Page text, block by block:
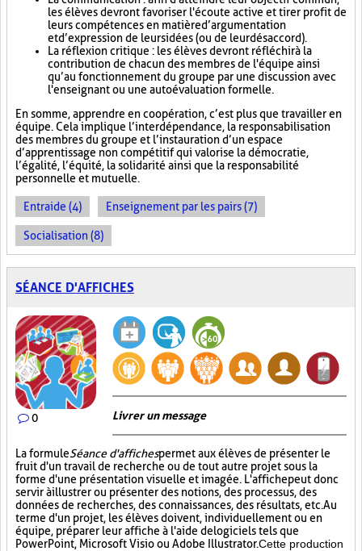
les élèves devront favoriser l'écoute active et tirer profit de
leurs compétences en matière d’argumentation
et d’expression de leurs idées (ou de leur désaccord).
La réflexion critique : les élèves devront réfléchir à la
contribution de chacun des membres de l'équipe ainsi
qu’au fonctionnement du groupe par une discussion avec
l'enseignant ou une autoévaluation formelle.
En somme, apprendre en coopération, c’est plus que travailler en
équipe. Cela implique l’interdépendance, la responsabilisation
des membres du groupe et l’instauration d’un espace
d’apprentissage non compétitif qui valorise la démocratie,
l’égalité, l’équité, la solidarité ainsi que la responsabilité
personnelle et mutuelle.
Entraide (4) Enseignement par les pairs (7)
Socialisation (8)
SÉANCE D'AFFICHES
0 Livrer un message
La formuleSéance d'affichespermet aux élèves de présenter le
fruit d'un travail de recherche ou de tout autre projet sous la
forme d'une présentation visuelle et imagée. L'affichepeut donc
servir à illustrer ou présenter des notions, des processus, des
données de recherches, des connaissances, des résultats, etc. Au
terme d'un projet, les élèves doivent, individuellement ou en
équipe, préparer leur affiche à l'aide de logiciels tels que
PowerPoint, Microsoft Visio ou Adobe Illustrator.Cette production